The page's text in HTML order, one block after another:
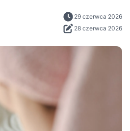
29 czerwca 2026
28 czerwca 2026